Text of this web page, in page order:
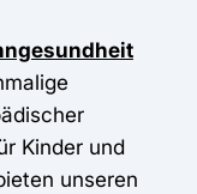
Kinder und
unseren